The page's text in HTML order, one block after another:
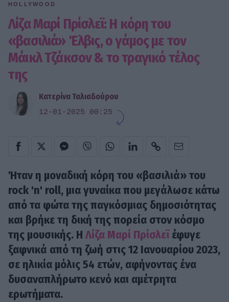
HOLLYWOOD
Λίζα Μαρί Πρίσλεϊ: Η κόρη του
«βασιλιά» Έλβις, ο γάμος με τον
Μάικλ Τζάκσον & το τραγικό τέλος
της
Κατερίνα Ταλιαδούρου
12-01-2025 00:25
Ήταν η μοναδική κόρη του «βασιλιά» του
rock 'n' roll, μια γυναίκα που μεγάλωσε κάτω
από τα φώτα της παγκόσμιας δημοσιότητας
και βρήκε τη δική της πορεία στον κόσμο
της μουσικής. Η Λίζα Μαρί Πρίσλεϊέφυγε
ξαφνικά από τη ζωή στις 12 Ιανουαρίου 2023,
σε ηλικία μόλις 54 ετών, αφήνοντας ένα
δυσαναπλήρωτο κενό και αμέτρητα
ερωτήματα.